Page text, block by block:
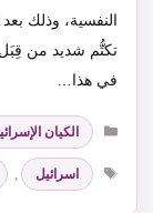
النفسية، وذلك
تكتُّم شديد من
في هذا…
التصنيفات
الكيان
الوسوم
اسرائيل ,